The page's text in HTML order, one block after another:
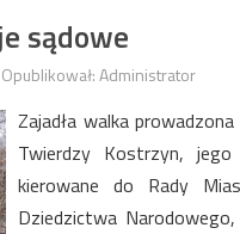
sądowe
Opublikował: Administrator
Zajadła walka
Twierdzy Kostrzyn,
kierowane do Rady
Dziedzictwa